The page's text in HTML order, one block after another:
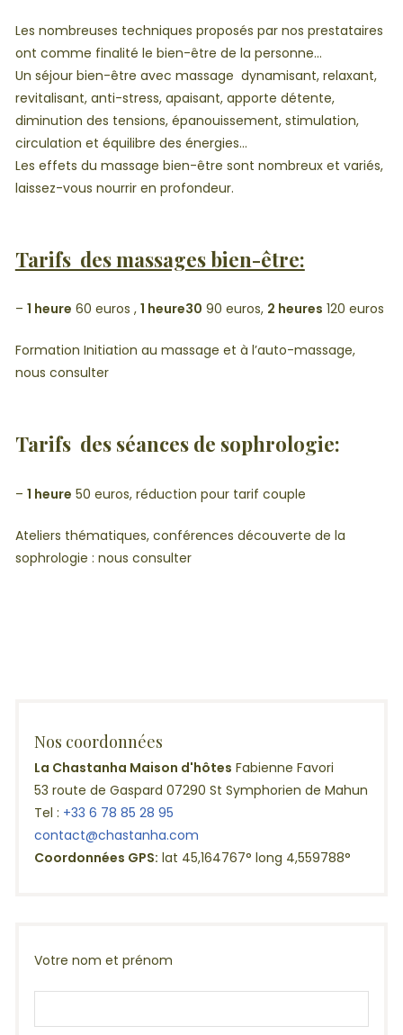
Les nombreuses techniques proposés par nos prestataires
ont comme finalité le bien-être de la personne…
Un séjour bien-être avec massage dynamisant, relaxant,
revitalisant, anti-stress, apaisant, apporte détente,
diminution des tensions, épanouissement, stimulation,
circulation et équilibre des énergies…
Les effets du massage bien-être sont nombreux et variés,
laissez-vous nourrir en profondeur.
Tarifs des massages bien-être:
– 1 heure 60 euros , 1 heure30 90 euros, 2 heures 120 euros
Formation Initiation au massage et à l’auto-massage,
nous consulter
Tarifs des séances de sophrologie:
– 1 heure 50 euros, réduction pour tarif couple
Ateliers thématiques, conférences découverte de la
sophrologie : nous consulter
Nos coordonnées
La Chastanha Maison d'hôtes Fabienne Favori
53 route de Gaspard 07290 St Symphorien de Mahun
Tel : +33 6 78 85 28 95
contact@chastanha.com
Coordonnées GPS: lat 45,164767° long 4,559788°
Votre nom et prénom